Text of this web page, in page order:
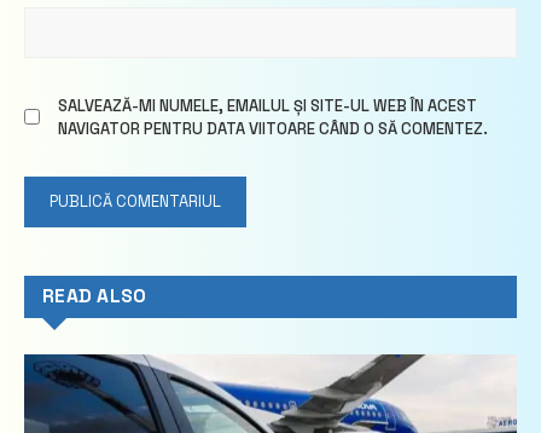
SALVEAZĂ-MI NUMELE, EMAILUL ȘI SITE-UL WEB ÎN ACEST
NAVIGATOR PENTRU DATA VIITOARE CÂND O SĂ COMENTEZ.
READ ALSO